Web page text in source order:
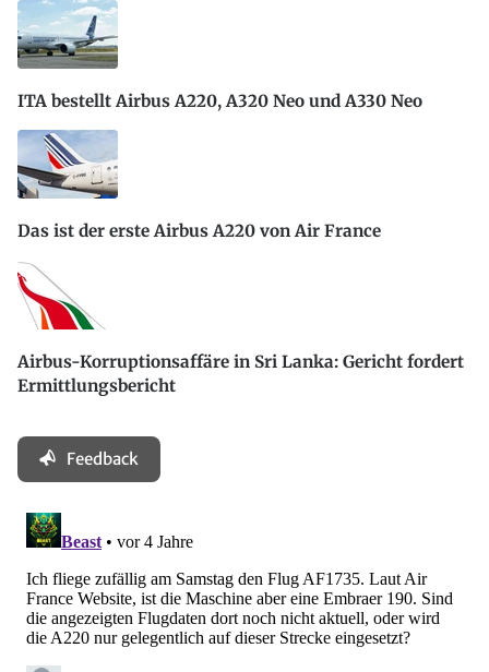
ITA bestellt Airbus A220, A320 Neo und A330 Neo
Das ist der erste Airbus A220 von Air France
Airbus-Korruptionsaffäre in Sri Lanka: Gericht fordert
Ermittlungsbericht
Feedback